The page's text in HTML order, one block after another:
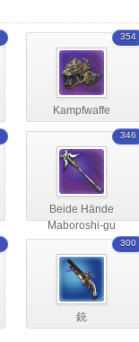
Kampfwaffe
354
Beide Hände
Maboroshi-gu
346
銃
300